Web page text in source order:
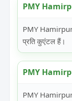
PMY
PMY
प्रति कुएंटल हैं।
PMY
PMY